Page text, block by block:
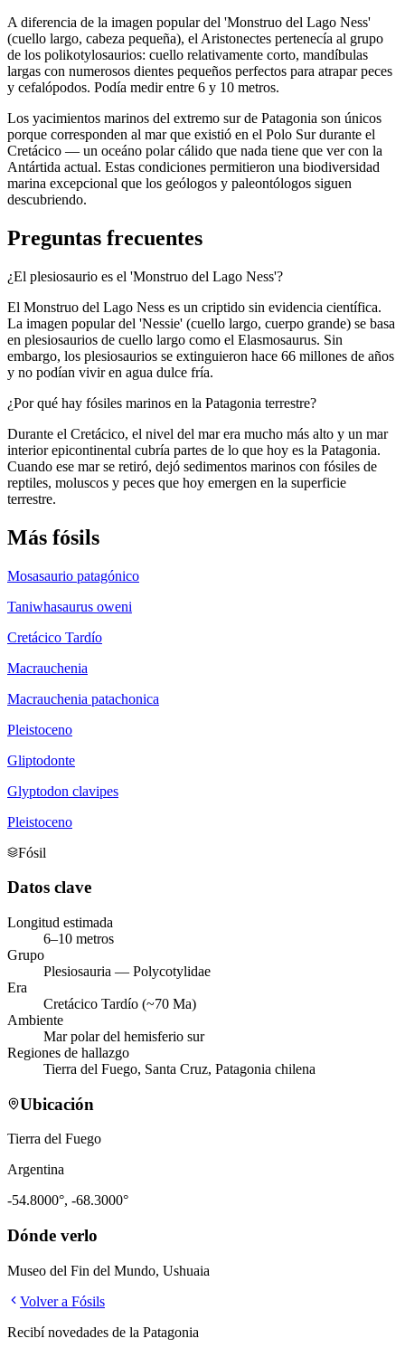
A diferencia de la imagen popular del 'Monstruo del Lago Ness'
(cuello largo, cabeza pequeña), el Aristonectes pertenecía al grupo
de los polikotylosaurios: cuello relativamente corto, mandíbulas
largas con numerosos dientes pequeños perfectos para atrapar peces
y cefalópodos. Podía medir entre 6 y 10 metros.
Los yacimientos marinos del extremo sur de Patagonia son únicos
porque corresponden al mar que existió en el Polo Sur durante el
Cretácico — un oceáno polar cálido que nada tiene que ver con la
Antártida actual. Estas condiciones permitieron una biodiversidad
marina excepcional que los geólogos y paleontólogos siguen
descubriendo.
Preguntas frecuentes
¿El plesiosaurio es el 'Monstruo del Lago Ness'?
El Monstruo del Lago Ness es un criptido sin evidencia científica.
La imagen popular del 'Nessie' (cuello largo, cuerpo grande) se basa
en plesiosaurios de cuello largo como el Elasmosaurus. Sin
embargo, los plesiosaurios se extinguieron hace 66 millones de años
y no podían vivir en agua dulce fría.
¿Por qué hay fósiles marinos en la Patagonia terrestre?
Durante el Cretácico, el nivel del mar era mucho más alto y un mar
interior epicontinental cubría partes de lo que hoy es la Patagonia.
Cuando ese mar se retiró, dejó sedimentos marinos con fósiles de
reptiles, moluscos y peces que hoy emergen en la superficie
terrestre.
Más fósils
Mosasaurio patagónico
Taniwhasaurus oweni
Cretácico Tardío
Macrauchenia
Macrauchenia patachonica
Pleistoceno
Gliptodonte
Glyptodon clavipes
Pleistoceno
Fósil
Datos clave
Longitud estimada
6–10 metros
Grupo
Plesiosauria — Polycotylidae
Era
Cretácico Tardío (~70 Ma)
Ambiente
Mar polar del hemisferio sur
Regiones de hallazgo
Tierra del Fuego, Santa Cruz, Patagonia chilena
Ubicación
Tierra del Fuego
Argentina
-54.8000°, -68.3000°
Dónde verlo
Museo del Fin del Mundo, Ushuaia
Volver a Fósils
Recibí novedades de la Patagonia